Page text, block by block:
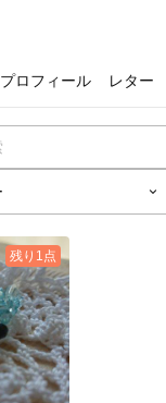
プロフィール レター
残り1点